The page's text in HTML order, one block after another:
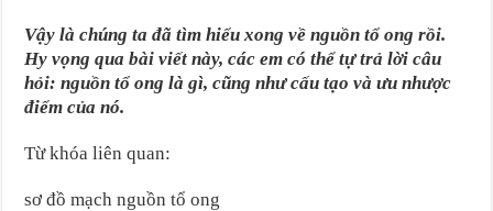
Vậy là chúng ta đã tìm hiểu xong về nguồn tổ ong rồi.
Hy vọng qua bài viết này, các em có thể tự trả lời câu
hỏi: nguồn tổ ong là gì, cũng như cấu tạo và ưu nhược
điểm của nó.
Từ khóa liên quan:
sơ đồ mạch nguồn tổ ong